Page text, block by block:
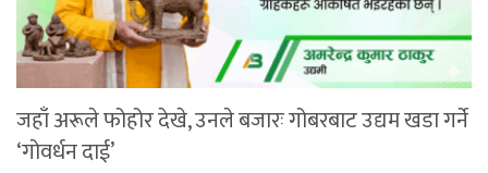
जहाँ अरूले फोहोर देखे, उनले बजारः गोबरबाट उद्यम खडा गर्ने
‘गोवर्धन दाई’